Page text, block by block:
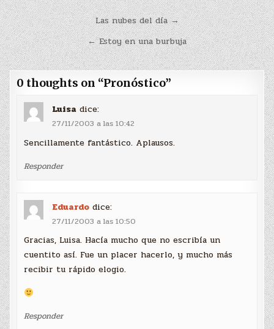
Navegación
de
entradas
Las nubes del día →
← Estoy en una burbuja
0 thoughts on “Pronóstico”
Luisa dice:
27/11/2003 a las 10:42
Sencillamente fantástico. Aplausos.
Responder
Eduardo dice:
27/11/2003 a las 10:50
Gracias, Luisa. Hacía mucho que no escribía un
cuentito así. Fue un placer hacerlo, y mucho más
recibir tu rápido elogio.
Responder